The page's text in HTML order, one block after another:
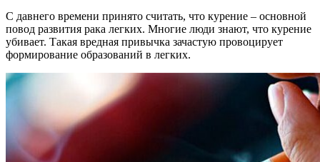
С давнего времени принято считать, что курение – основной
повод развития рака легких. Многие люди знают, что курение
убивает. Такая вредная привычка зачастую провоцирует
формирование образований в легких.